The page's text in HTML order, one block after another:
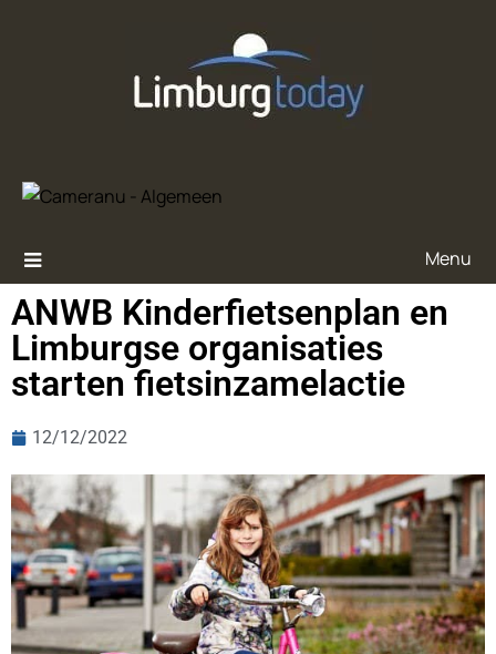
Menu
ANWB Kinderfietsenplan en
Limburgse organisaties
starten fietsinzamelactie
12/12/2022